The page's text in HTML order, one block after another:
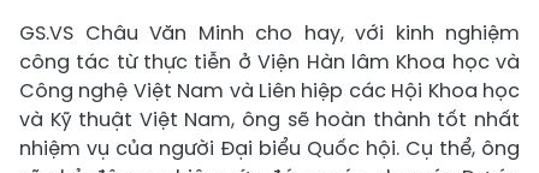
GS.VS Châu Văn Minh cho hay, với kinh nghiệm
công tác từ thực tiễn ở Viện Hàn lâm Khoa học và
Công nghệ Việt Nam và Liên hiệp các Hội Khoa học
và Kỹ thuật Việt Nam, ông sẽ hoàn thành tốt nhất
nhiệm vụ của người Đại biểu Quốc hội. Cụ thể, ông